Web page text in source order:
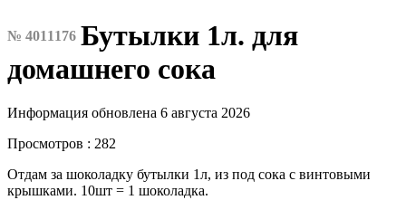
№ 4011176 Бутылки 1л. для
домашнего сока
Информация обновлена 6 августа 2026
Просмотров : 282
Отдам за шоколадку бутылки 1л, из под сока с винтовыми
крышками. 10шт = 1 шоколадка.